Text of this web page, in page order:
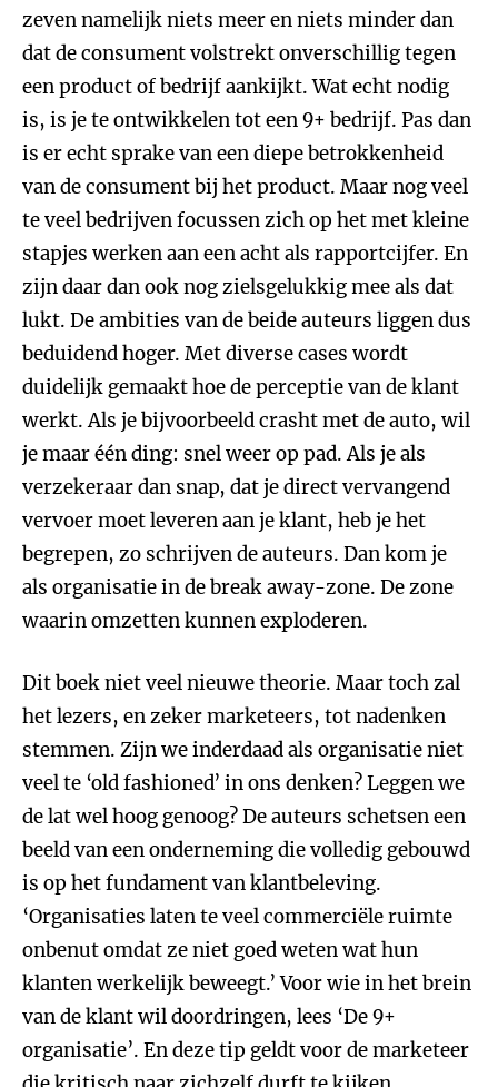
zeven namelijk niets meer en niets minder dan
dat de consument volstrekt onverschillig tegen
een product of bedrijf aankijkt. Wat echt nodig
is, is je te ontwikkelen tot een 9+ bedrijf. Pas dan
is er echt sprake van een diepe betrokkenheid
van de consument bij het product. Maar nog veel
te veel bedrijven focussen zich op het met kleine
stapjes werken aan een acht als rapportcijfer. En
zijn daar dan ook nog zielsgelukkig mee als dat
lukt. De ambities van de beide auteurs liggen dus
beduidend hoger. Met diverse cases wordt
duidelijk gemaakt hoe de perceptie van de klant
werkt. Als je bijvoorbeeld crasht met de auto, wil
je maar één ding: snel weer op pad. Als je als
verzekeraar dan snap, dat je direct vervangend
vervoer moet leveren aan je klant, heb je het
begrepen, zo schrijven de auteurs. Dan kom je
als organisatie in de break away-zone. De zone
waarin omzetten kunnen exploderen.
Dit boek niet veel nieuwe theorie. Maar toch zal
het lezers, en zeker marketeers, tot nadenken
stemmen. Zijn we inderdaad als organisatie niet
veel te ‘old fashioned’ in ons denken? Leggen we
de lat wel hoog genoog? De auteurs schetsen een
beeld van een onderneming die volledig gebouwd
is op het fundament van klantbeleving.
‘Organisaties laten te veel commerciële ruimte
onbenut omdat ze niet goed weten wat hun
klanten werkelijk beweegt.’ Voor wie in het brein
van de klant wil doordringen, lees ‘De 9+
organisatie’. En deze tip geldt voor de marketeer